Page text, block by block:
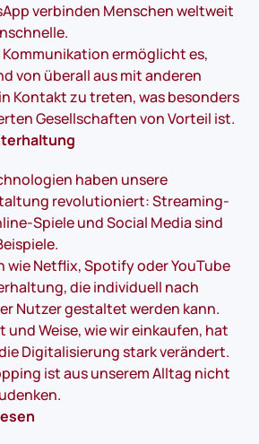
verbinden Menschen weltweit
ermöglicht es,
von überall aus mit anderen
Kontakt zu treten, was besonders
Gesellschaften von Vorteil ist.
haben unsere
revolutioniert: Streaming-
Spiele und Social Media sind
wie Netflix, Spotify oder YouTube
die individuell nach
Nutzer gestaltet werden kann.
und Weise, wie wir einkaufen, hat
Digitalisierung stark verändert.
ist aus unserem Alltag nicht